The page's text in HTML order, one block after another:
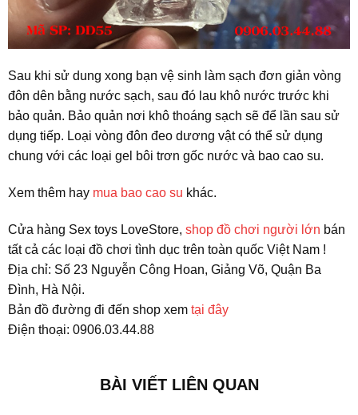
Sau khi sử dung xong bạn vệ sinh làm sạch đơn giản vòng
đôn dên bằng nước sạch, sau đó lau khô nước trước khi
bảo quản. Bảo quản nơi khô thoáng sạch sẽ để lần sau sử
dụng tiếp. Loại vòng đôn đeo dương vật có thể sử dụng
chung với các loại gel bôi trơn gốc nước và bao cao su.
Xem thêm hay mua bao cao su khác.
Cửa hàng Sex toys LoveStore, shop đồ chơi người lớn bán
tất cả các loại đồ chơi tình dục trên toàn quốc Việt Nam !
Địa chỉ: Số 23 Nguyễn Công Hoan, Giảng Võ, Quận Ba
Đình, Hà Nội.
Bản đồ đường đi đến shop xem tại đây
Điện thoại: 0906.03.44.88
BÀI VIẾT LIÊN QUAN